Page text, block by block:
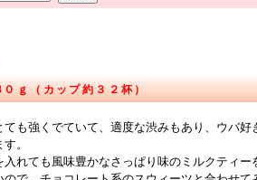
ｇ（カップ約３２杯）
も強くでていて、適度な渋みもあり、ウバ好
。
れても風味豊かなさっぱり味のミルクティー